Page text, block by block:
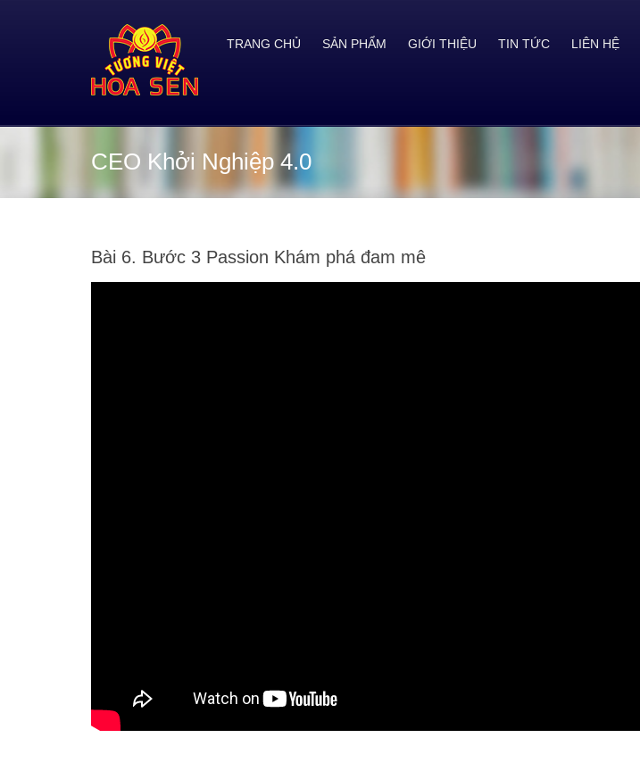
TRANG CHỦ SẢN PHẨM GIỚI THIỆU TIN TỨC LIÊN HỆ
CEO Khởi Nghiệp 4.0
Bài 6. Bước 3 Passion Khám phá đam mê